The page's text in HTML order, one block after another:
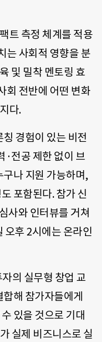
트 측정 체계를 적용
는 사회적 영향을 분
및 밀착 멘토링 효
회 전반에 어떤 변화
다.
경험이 있는 비전
·전공 제한 없이 브
나 지원 가능하며,
포함된다. 참가 신
사와 인터뷰를 거쳐
오후 2시에는 온라인
의 실무형 창업 교
해 참가자들에게
있을 것으로 기대
실제 비즈니스로 실